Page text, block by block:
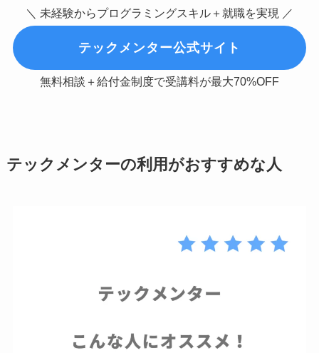
＼ 未経験からプログラミングスキル＋就職を実現 ／
テックメンター公式サイト
無料相談＋給付金制度で受講料が最大70%OFF
テックメンターの利用がおすすめな人